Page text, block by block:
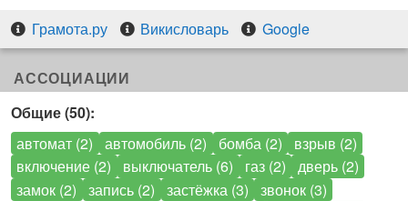
Грамота.ру
Викисловарь Google
АССОЦИАЦИИ
Общие (50):
автомат (2)
автомобиль (2) бомба (2)
взрыв (2)
включение (2)
выключатель (6) газ (2)
дверь (2)
замок (2)
запись (2) застёжка (3)
звонок (3)